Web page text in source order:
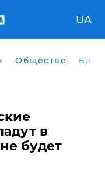
UA
Общество
в
будет